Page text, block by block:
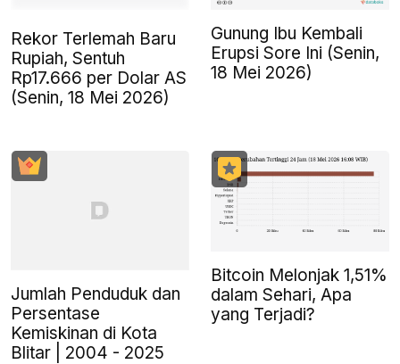
Rekor Terlemah Baru
Rupiah, Sentuh
Rp17.666 per Dolar AS
(Senin, 18 Mei 2026)
Gunung Ibu Kembali
Erupsi Sore Ini (Senin,
18 Mei 2026)
Jumlah Penduduk dan
Persentase
Kemiskinan di Kota
Blitar | 2004 - 2025
Bitcoin Melonjak 1,51%
dalam Sehari, Apa
yang Terjadi?